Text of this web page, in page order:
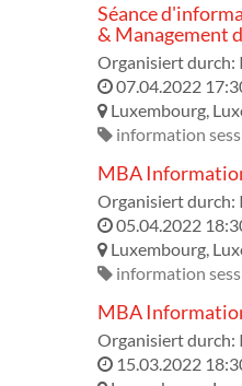
Séance
& Management
Organisiert durch:
07.04.2022
Luxembourg,
information
MBA
Organisiert durch:
05.04.2022
Luxembourg,
information
MBA
Organisiert durch:
15.03.2022